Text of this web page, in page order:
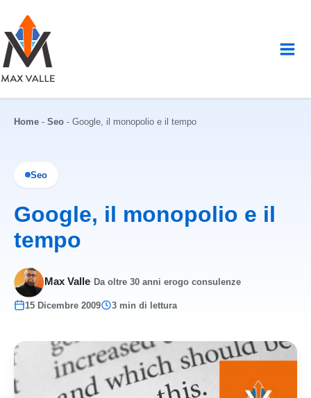
contenuto
Home - Seo - Google, il monopolio e il tempo
Seo
Google, il monopolio e il
tempo
Max Valle· Da oltre 30 anni erogo consulenze
15 Dicembre 2009 3 min di lettura